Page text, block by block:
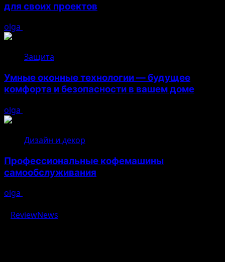
для своих проектов
olga
Защита
Умные оконные технологии — будущее
комфорта и безопасности в вашем доме
olga
Дизайн и декор
Профессиональные кофемашины
самообслуживания
olga
ReviewNews